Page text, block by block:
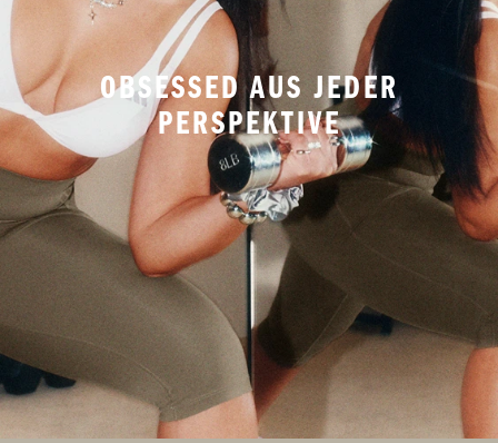
OBSESSED AUS JEDER
PERSPEKTIVE